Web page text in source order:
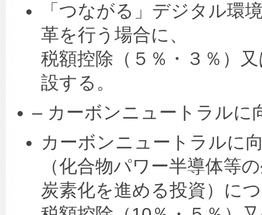
「つながる」デジタル環
革を行う場合に、
税額控除（５％・３％）
設する。
– カーボンニュートラルに
カーボンニュートラルに
（化合物パワー半導体等
炭素化を進める投資）に